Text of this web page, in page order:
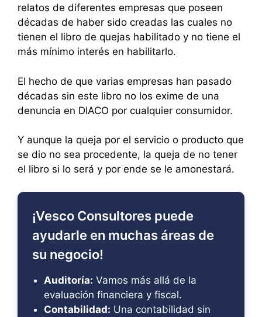
relatos de diferentes empresas que poseen
décadas de haber sido creadas las cuales no
tienen el libro de quejas habilitado y no tiene el
más mínimo interés en habilitarlo.
El hecho de que varias empresas han pasado
décadas sin este libro no los exime de una
denuncia en DIACO por cualquier consumidor.
Y aunque la queja por el servicio o producto que
se dio no sea procedente, la queja de no tener
el libro si lo será y por ende se le amonestará.
¡Vesco Consultores puede
ayudarle en muchas áreas de
su negocio!
Auditoría: Vamos más allá de la
evaluación financiera y fiscal.
Contabilidad: Una contabilidad sin